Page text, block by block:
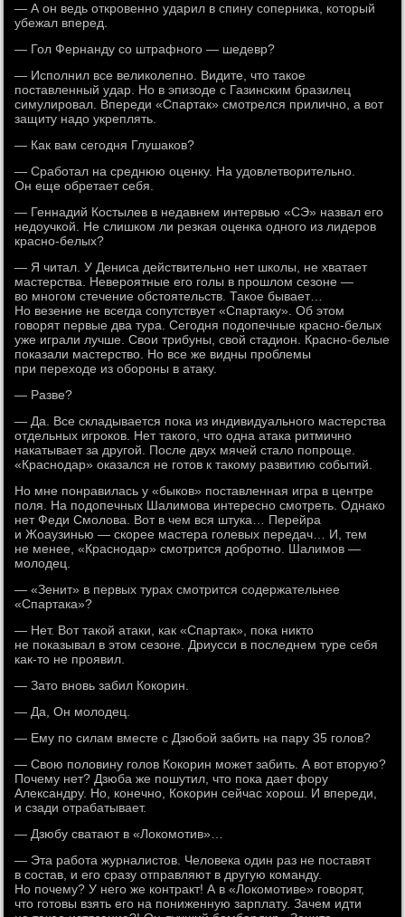
— А он ведь откровенно ударил в спину соперника, который
убежал вперед.
— Гол Фернанду со штрафного — шедевр?
— Исполнил все великолепно. Видите, что такое
поставленный удар. Но в эпизоде с Газинским бразилец
симулировал. Впереди «Спартак» смотрелся прилично, а вот
защиту надо укреплять.
— Как вам сегодня Глушаков?
— Сработал на среднюю оценку. На удовлетворительно.
Он еще обретает себя.
— Геннадий Костылев в недавнем интервью «СЭ» назвал его
недоучкой. Не слишком ли резкая оценка одного из лидеров
красно-белых?
— Я читал. У Дениса действительно нет школы, не хватает
мастерства. Невероятные его голы в прошлом сезоне —
во многом стечение обстоятельств. Такое бывает…
Но везение не всегда сопутствует «Спартаку». Об этом
говорят первые два тура. Сегодня подопечные красно-белых
уже играли лучше. Свои трибуны, свой стадион. Красно-белые
показали мастерство. Но все же видны проблемы
при переходе из обороны в атаку.
— Разве?
— Да. Все складывается пока из индивидуального мастерства
отдельных игроков. Нет такого, что одна атака ритмично
накатывает за другой. После двух мячей стало попроще.
«Краснодар» оказался не готов к такому развитию событий.
Но мне понравилась у «быков» поставленная игра в центре
поля. На подопечных Шалимова интересно смотреть. Однако
нет Феди Смолова. Вот в чем вся штука… Перейра
и Жоаузинью — скорее мастера голевых передач… И, тем
не менее, «Краснодар» смотрится добротно. Шалимов —
молодец.
— «Зенит» в первых турах смотрится содержательнее
«Спартака»?
— Нет. Вот такой атаки, как «Спартак», пока никто
не показывал в этом сезоне. Дриусси в последнем туре себя
как-то не проявил.
— Зато вновь забил Кокорин.
— Да, Он молодец.
— Ему по силам вместе с Дзюбой забить на пару 35 голов?
— Свою половину голов Кокорин может забить. А вот вторую?
Почему нет? Дзюба же пошутил, что пока дает фору
Александру. Но, конечно, Кокорин сейчас хорош. И впереди,
и сзади отрабатывает.
— Дзюбу сватают в «Локомотив»…
— Эта работа журналистов. Человека один раз не поставят
в состав, и его сразу отправляют в другую команду.
Но почему? У него же контракт! А в «Локомотиве» говорят,
что готовы взять его на пониженную зарплату. Зачем идти